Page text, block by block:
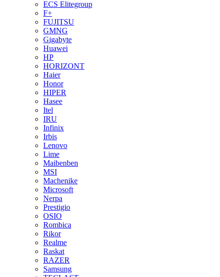
ECS Elitegroup
F+
FUJITSU
GMNG
Gigabyte
Huawei
HP
HORIZONT
Haier
Honor
HIPER
Hasee
Itel
IRU
Infinix
Irbis
Lenovo
Lime
Maibenben
MSI
Machenike
Microsoft
Nerpa
Prestigio
OSIO
Rombica
Rikor
Realme
Raskat
RAZER
Samsung